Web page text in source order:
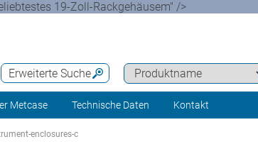
19-Zoll-Rackgehäusem" />
Erweiterte Suche
Metcase Technische Daten Kontakt
enclosures-c